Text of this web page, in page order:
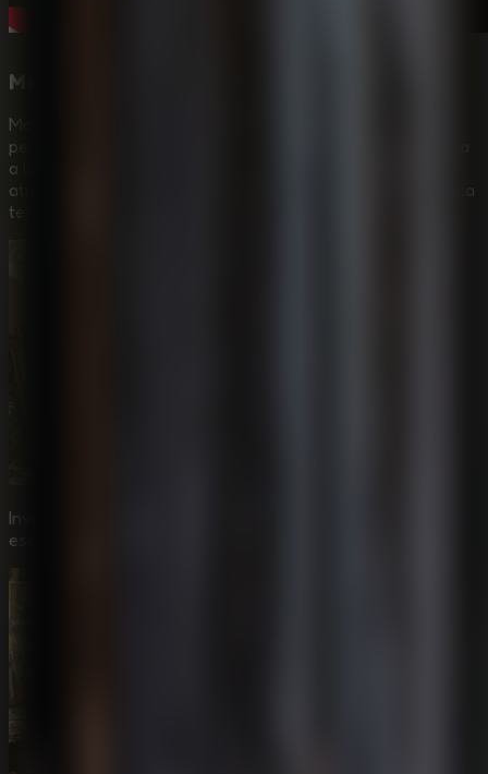
Mecánica Visual Sorprendente
Moviéndose con un aspecto que desafía tus sueños
perturbadores, este juego de escape online gratis renuncia
a los sobresaltos rápidos para centrarse enteramente en
atraparte pasito a pasito mediante un arte visual que evoca
tensión pausada.
Investiga zonas enigmáticas donde un simple detalle
esconde geniales pistas lógicas.